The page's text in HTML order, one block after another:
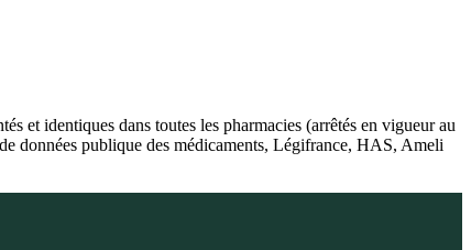
et identiques dans toutes les pharmacies (arrêtés en vigueur au
données publique des médicaments, Légifrance, HAS, Ameli